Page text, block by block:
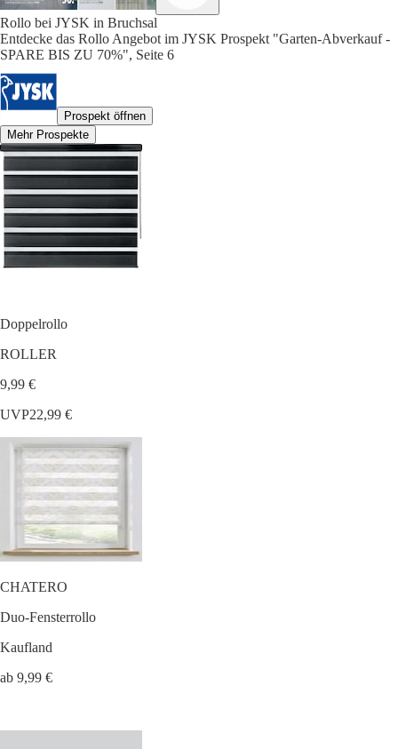
Rollo bei JYSK in Bruchsal
Entdecke das Rollo Angebot im JYSK Prospekt "Garten-Abverkauf -
SPARE BIS ZU 70%", Seite 6
Prospekt öffnen
Mehr Prospekte
Doppelrollo
ROLLER
9,99 €
UVP22,99 €
CHATERO
Duo-Fensterrollo
Kaufland
ab 9,99 €